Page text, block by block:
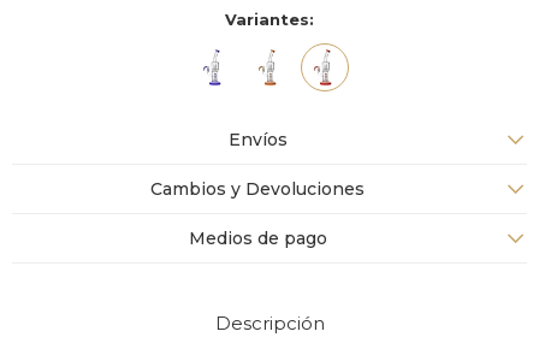
Variantes:
Envíos
Cambios y Devoluciones
Medios de pago
Descripción